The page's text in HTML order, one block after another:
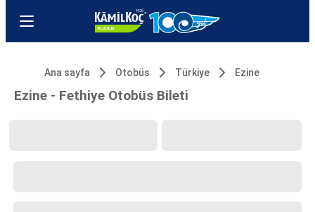
Ana sayfa Otobüs Türkiye Ezine
Ezine - Fethiye Otobüs Bileti